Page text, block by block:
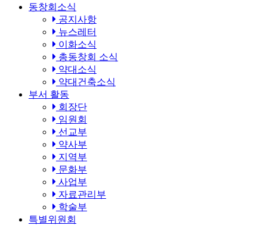
동창회소식
공지사항
뉴스레터
이화소식
총동창회 소식
약대소식
약대건축소식
부서 활동
회장단
임원회
선교부
약사부
지역부
문화부
사업부
자료관리부
학술부
특별위원회